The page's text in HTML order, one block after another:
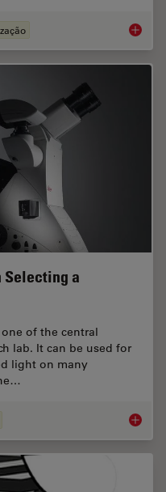
Selecting a
of the central
lab. It can be used for
light on many
Factors